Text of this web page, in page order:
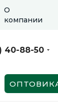
О
компании
40-88-50